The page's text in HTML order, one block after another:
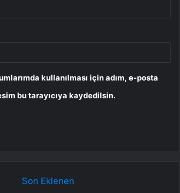
kullanılması için adım, e-posta
bu tarayıcıya kaydedilsin.
Son Eklenen